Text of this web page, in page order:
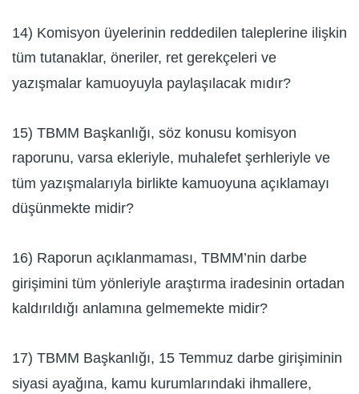
14) Komisyon üyelerinin reddedilen taleplerine ilişkin
tüm tutanaklar, öneriler, ret gerekçeleri ve
yazışmalar kamuoyuyla paylaşılacak mıdır?
15) TBMM Başkanlığı, söz konusu komisyon
raporunu, varsa ekleriyle, muhalefet şerhleriyle ve
tüm yazışmalarıyla birlikte kamuoyuna açıklamayı
düşünmekte midir?
16) Raporun açıklanmaması, TBMM’nin darbe
girişimini tüm yönleriyle araştırma iradesinin ortadan
kaldırıldığı anlamına gelmemekte midir?
17) TBMM Başkanlığı, 15 Temmuz darbe girişiminin
siyasi ayağına, kamu kurumlarındaki ihmallere,